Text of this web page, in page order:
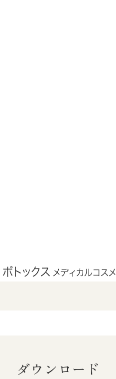
ボトックス メディカルコスメ
ダウンロード